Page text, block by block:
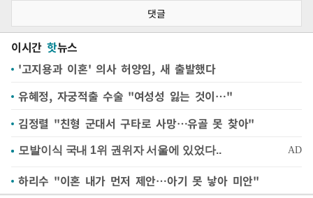
댓글
이시간 핫뉴스
'고지용과 이혼' 의사 허양임, 새 출발했다
유혜정, 자궁적출 수술 "여성성 잃는 것이…"
김정렬 "친형 군대서 구타로 사망…유골 못 찾아"
하리수 "이혼 내가 먼저 제안…아기 못 낳아 미안"